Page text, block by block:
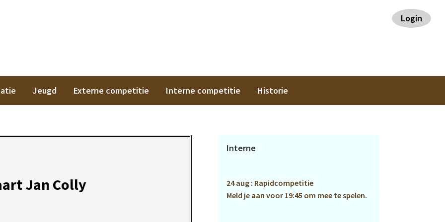
Login
Jeugd Externe competitie Interne competitie Historie
Jan Colly
Primaire
Interne
24 aug : Rapidcompetitie
Meld je aan voor 19:45 om mee te spelen.